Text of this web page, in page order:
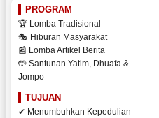
PROGRAM
🏆 Lomba Tradisional
🎭 Hiburan Masyarakat
📰 Lomba Artikel Berita
🤲 Santunan Yatim, Dhuafa &
Jompo
TUJUAN
✔ Menumbuhkan Kepedulian